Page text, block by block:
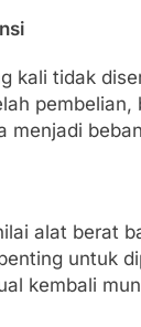
kali tidak
menjadi
alat berat
untuk
kembali